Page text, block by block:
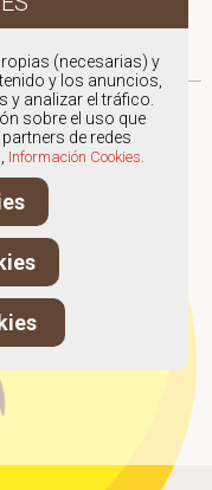
por aquí...
(necesarias) y
y los anuncios,
y analizar el tráfico.
sobre el uso que
de redes
Información Cookies.